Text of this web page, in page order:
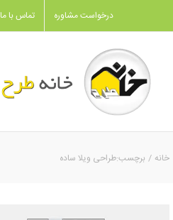
to
content
تماس با ما درخواست مشاوره
خانه برچسب:طراحی ویلا ساده